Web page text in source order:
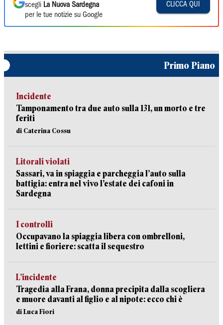
scegli La Nuova Sardegna
per le tue notizie su Google
CLICCA QUI
Primo Piano
Incidente
Tamponamento tra due auto sulla 131, un morto e tre
feriti
di Caterina Cossu
Litorali violati
Sassari, va in spiaggia e parcheggia l’auto sulla
battigia: entra nel vivo l’estate dei cafoni in
Sardegna
I controlli
Occupavano la spiaggia libera con ombrelloni,
lettini e fioriere: scatta il sequestro
L’incidente
Tragedia alla Frana, donna precipita dalla scogliera
e muore davanti al figlio e al nipote: ecco chi è
di Luca Fiori